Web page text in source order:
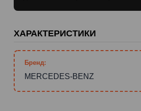
ХАРАКТЕРИСТИКИ
Бренд:
MERCEDES-BENZ